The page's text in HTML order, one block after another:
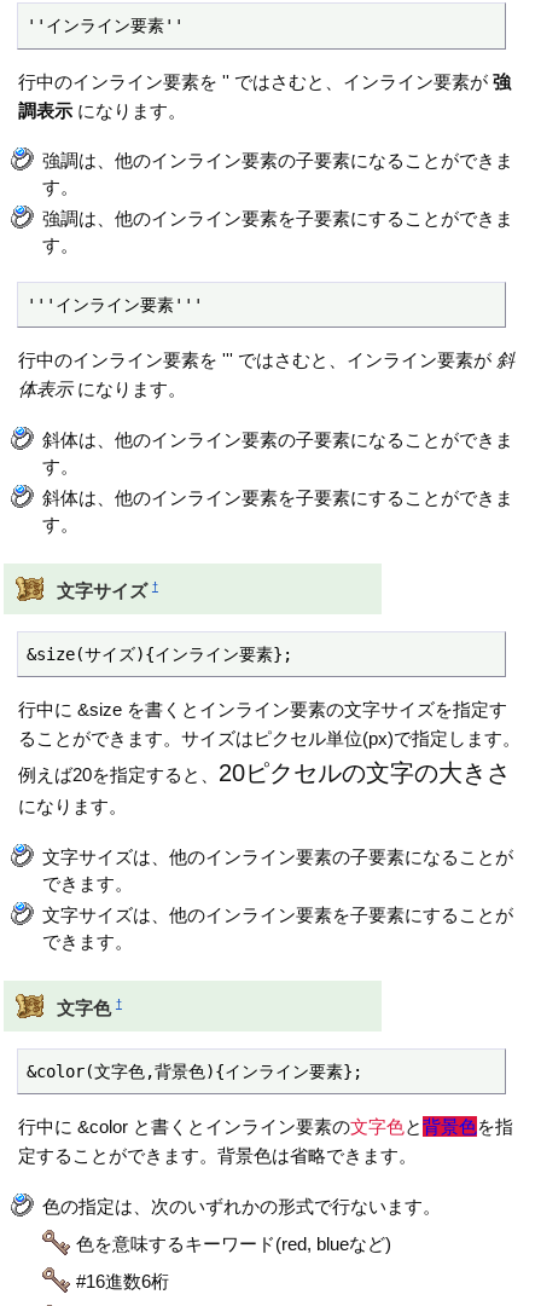
''インライン要素''
行中のインライン要素を '' ではさむと、インライン要素が強
調表示 になります。
強調は、他のインライン要素の子要素になることができま
す。
強調は、他のインライン要素を子要素にすることができま
す。
'''インライン要素'''
行中のインライン要素を ''' ではさむと、インライン要素が 斜
体表示になります。
斜体は、他のインライン要素の子要素になることができま
す。
斜体は、他のインライン要素を子要素にすることができま
す。
文字サイズ †
&size(サイズ){インライン要素};
行中に &size を書くとインライン要素の文字サイズを指定す
ることができます。サイズはピクセル単位(px)で指定します。
例えば20を指定すると、 20ピクセルの文字の大きさ
になります。
文字サイズは、他のインライン要素の子要素になることが
できます。
文字サイズは、他のインライン要素を子要素にすることが
できます。
文字色 †
&color(文字色,背景色){インライン要素};
行中に &color と書くとインライン要素の文字色と背景色を指
定することができます。背景色は省略できます。
色の指定は、次のいずれかの形式で行ないます。
色を意味するキーワード(red, blueなど)
#16進数6桁